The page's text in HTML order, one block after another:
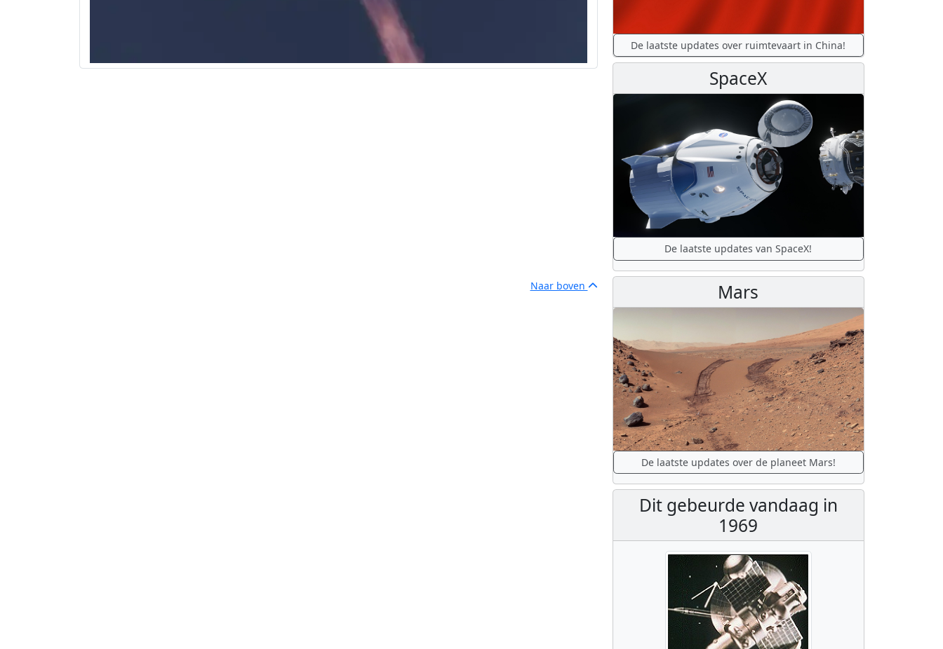
Naar boven
De laatste updates over ruimtevaart in China!
SpaceX
De laatste updates van SpaceX!
Mars
De laatste updates over de planeet Mars!
Dit gebeurde vandaag in
1969